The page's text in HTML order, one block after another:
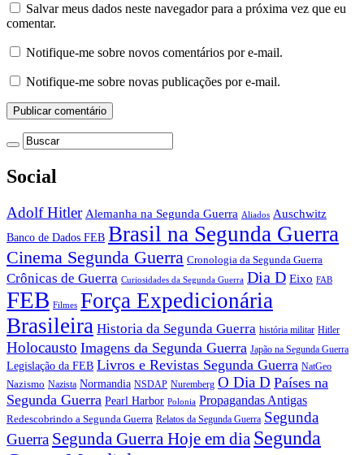
Salvar meus dados neste navegador para a próxima vez que eu
comentar.
Notifique-me sobre novos comentários por e-mail.
Notifique-me sobre novas publicações por e-mail.
Social
Adolf Hitler Alemanha na Segunda Guerra Aliados Auschwitz
Banco de Dados FEB Brasil na Segunda Guerra
Cinema Segunda Guerra Cronologia da Segunda Guerra
Crônicas de Guerra Curiosidades da Segunda Guerra Dia D Eixo FAB
FEB Filmes Força Expedicionária
Brasileira Historia da Segunda Guerra história militar Hitler
Holocausto Imagens da Segunda Guerra Japão na Segunda Guerra
Legislação da FEB Livros e Revistas Segunda Guerra NatGeo
Nazismo Nazista Normandia NSDAP Nuremberg O Dia D Países na
Segunda Guerra Pearl Harbor Polonia Propagandas Antigas
Redescobrindo a Segunda Guerra Relatos da Segunda Guerra Segunda
Guerra Segunda Guerra Hoje em dia Segunda